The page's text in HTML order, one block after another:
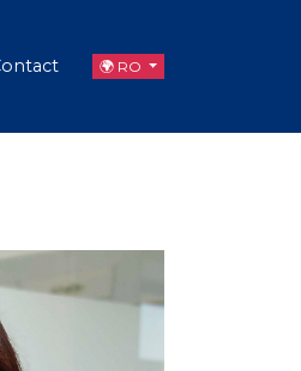
🌍 RO